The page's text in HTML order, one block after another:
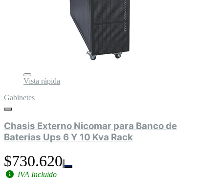
Vista rápida
Gabinetes
Chasis Externo Nicomar para Banco de
Baterias Ups 6 Y 10 Kva Rack
$730.620
IVA Incluido